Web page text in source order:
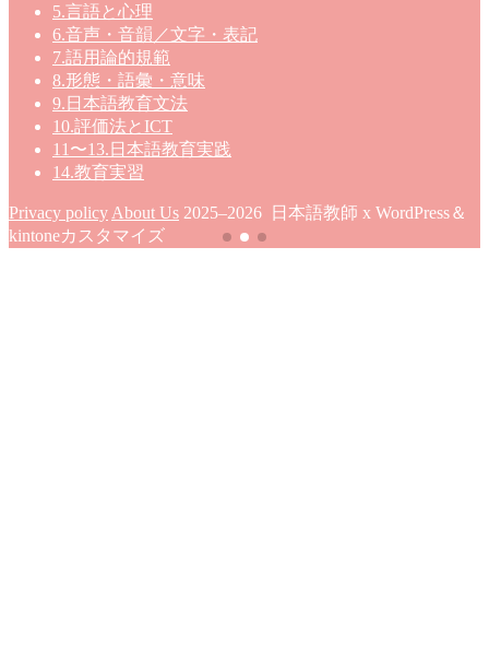
5.言語と心理
6.音声・音韻／文字・表記
7.語用論的規範
8.形態・語彙・意味
9.日本語教育文法
10.評価法とICT
11〜13.日本語教育実践
14.教育実習
Privacy policy About Us 2025–2026 日本語教師 x WordPress＆
kintoneカスタマイズ